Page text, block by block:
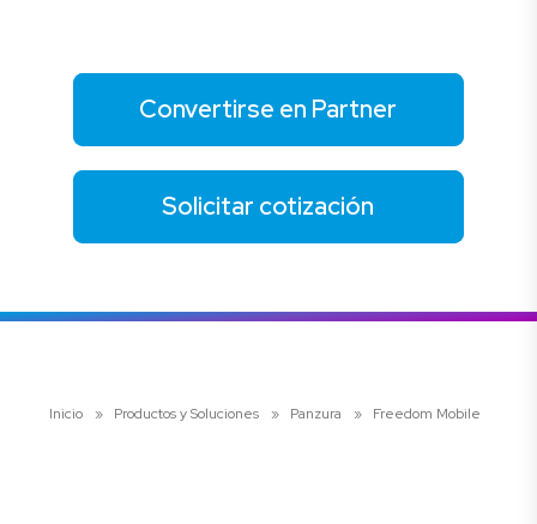
Convertirse en Partner
Solicitar cotización
Inicio » Productos y Soluciones » Panzura » Freedom Mobile